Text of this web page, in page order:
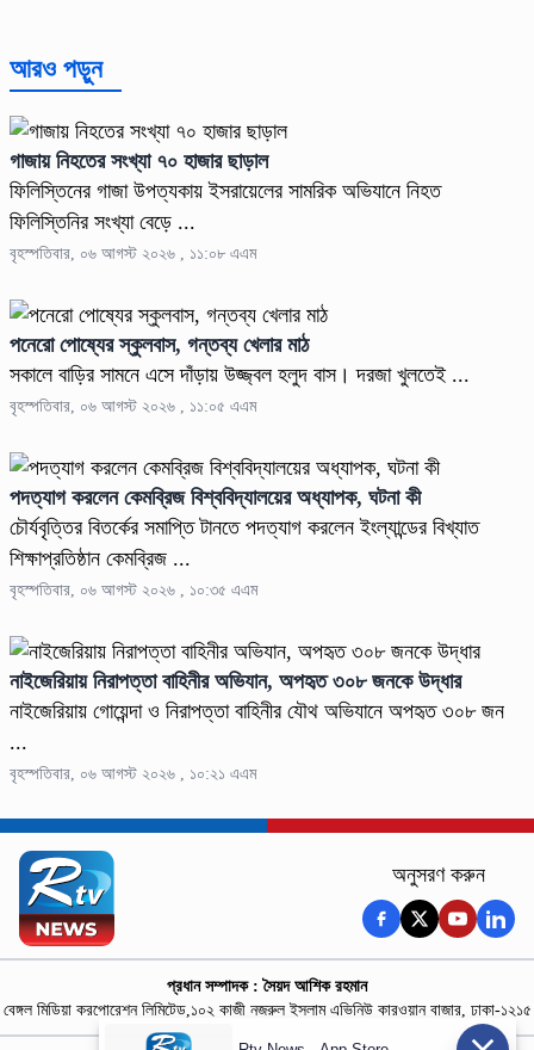
আরও পড়ুন
গাজায় নিহতের সংখ্যা ৭০ হাজার ছাড়াল
ফিলিস্তিনের গাজা উপত্যকায় ইসরায়েলের সামরিক অভিযানে নিহত
ফিলিস্তিনির সংখ্যা বেড়ে ...
বৃহস্পতিবার, ০৬ আগস্ট ২০২৬ , ১১:০৮ এএম
পনেরো পোষ্যের স্কুলবাস, গন্তব্য খেলার মাঠ
সকালে বাড়ির সামনে এসে দাঁড়ায় উজ্জ্বল হলুদ বাস। দরজা খুলতেই ...
বৃহস্পতিবার, ০৬ আগস্ট ২০২৬ , ১১:০৫ এএম
পদত্যাগ করলেন কেমব্রিজ বিশ্ববিদ্যালয়ের অধ্যাপক, ঘটনা কী
চৌর্যবৃত্তির বিতর্কের সমাপ্তি টানতে পদত্যাগ করলেন ইংল্যান্ডের বিখ্যাত
শিক্ষাপ্রতিষ্ঠান কেমব্রিজ ...
বৃহস্পতিবার, ০৬ আগস্ট ২০২৬ , ১০:৩৫ এএম
নাইজেরিয়ায় নিরাপত্তা বাহিনীর অভিযান, অপহৃত ৩০৮ জনকে উদ্ধার
নাইজেরিয়ায় গোয়েন্দা ও নিরাপত্তা বাহিনীর যৌথ অভিযানে অপহৃত ৩০৮ জন
...
বৃহস্পতিবার, ০৬ আগস্ট ২০২৬ , ১০:২১ এএম
অনুসরণ করুন
প্রধান সম্পাদক : সৈয়দ আশিক রহমান
বেঙ্গল মিডিয়া করপোরেশন লিমিটেড,১০২ কাজী নজরুল ইসলাম এভিনিউ কারওয়ান বাজার, ঢাকা-১২১৫